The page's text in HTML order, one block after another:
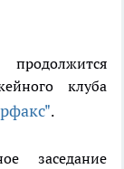
клуба
.
заседание